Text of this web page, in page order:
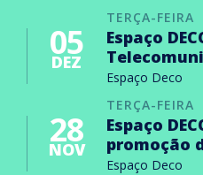
TERÇA-FEIRA
05
DEZ
Espaço
Espaço Deco
TERÇA-FEIRA
28
NOV
Espaço
promoção
Espaço Deco